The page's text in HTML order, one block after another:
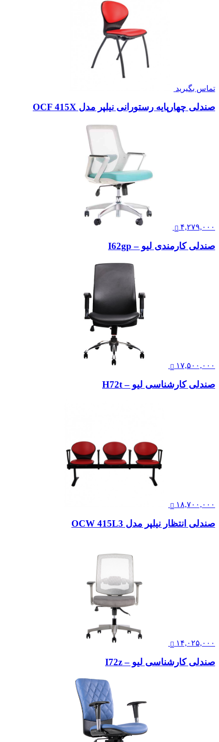
تماس بگیرید
صندلی چهارپایه رستورانی نیلپر مدل OCF 415X
۴,۲۷۹,۰۰۰
صندلی کارمندی لیو – I62gp
۱۷,۵۰۰,۰۰۰
صندلی کارشناسی لیو – H72t
۱۸,۷۰۰,۰۰۰
صندلی انتظار نیلپر مدل OCW 415L3
۱۴,۰۲۵,۰۰۰
صندلی کارشناسی لیو – I72z